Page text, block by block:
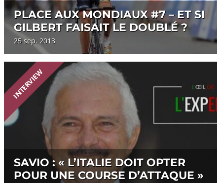
PLACE AUX MONDIAUX #7 – ET SI
GILBERT FAISAIT LE DOUBLÉ ?
25 sep. 2013
INTERVIEW
SAVIO : « L’ITALIE DOIT OPTER
POUR UNE COURSE D’ATTAQUE »